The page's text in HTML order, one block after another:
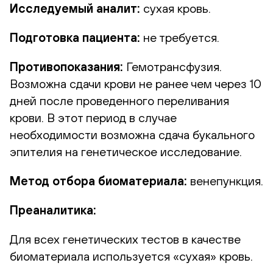
Исследуемый аналит: сухая кровь.
Подготовка пациента: не требуется.
Противопоказания: Гемотрансфузия.
Возможна сдачи крови не ранее чем через 10
дней после проведенного переливания
крови. В этот период в случае
необходимости возможна сдача букального
эпителия на генетическое исследование.
Метод отбора биоматериала: венепункция.
Преаналитика:
Для всех генетических тестов в качестве
биоматериала используется «сухая» кровь.